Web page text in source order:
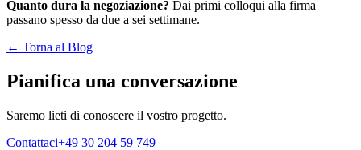
Quanto dura la negoziazione? Dai primi colloqui alla firma
passano spesso da due a sei settimane.
← Torna al Blog
Pianifica una conversazione
Saremo lieti di conoscere il vostro progetto.
Contattaci+49 30 204 59 749